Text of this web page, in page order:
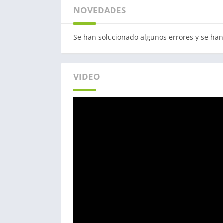
NOVEDADES
Se han solucionado algunos errores y se
VIDEO